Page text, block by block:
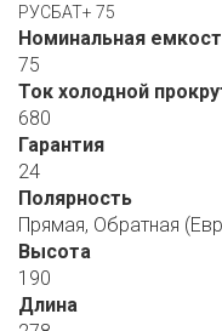
РУСБАТ+ 75
Номинальная
75
Ток холодной
680
Гарантия
24
Полярность
Прямая, Обратная
Высота
190
Длина